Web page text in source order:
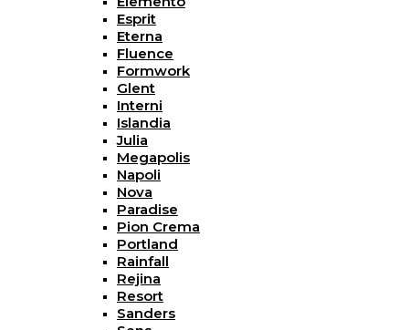
Esprit
Eterna
Fluence
Formwork
Glent
Interni
Islandia
Julia
Megapolis
Napoli
Nova
Paradise
Pion Crema
Portland
Rainfall
Rejina
Resort
Sanders